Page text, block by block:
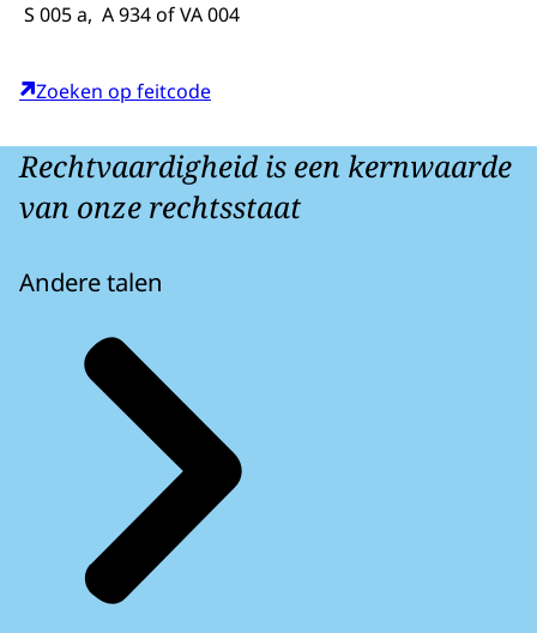
S 005 a, A 934 of VA 004
Zoeken op feitcode
Rechtvaardigheid is een kernwaarde
van onze rechtsstaat
Andere talen